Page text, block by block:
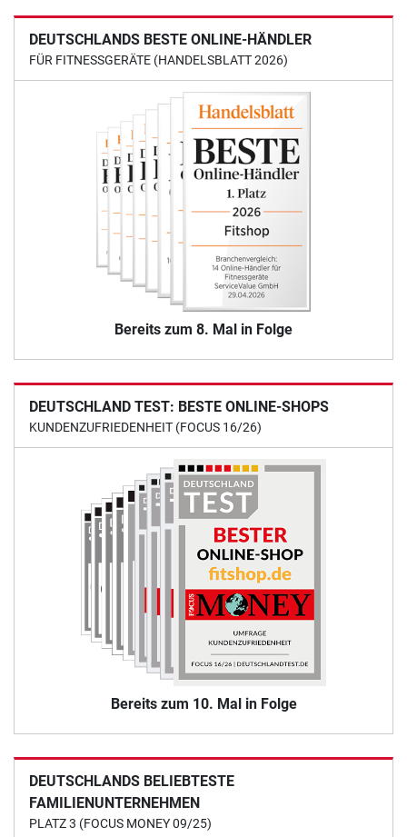
DEUTSCHLANDS BESTE ONLINE-HÄNDLER
FÜR FITNESSGERÄTE (HANDELSBLATT 2026)
Bereits zum 8. Mal in Folge
DEUTSCHLAND TEST: BESTE ONLINE-SHOPS
KUNDENZUFRIEDENHEIT (FOCUS 16/26)
Bereits zum 10. Mal in Folge
DEUTSCHLANDS BELIEBTESTE
FAMILIENUNTERNEHMEN
PLATZ 3 (FOCUS MONEY 09/25)